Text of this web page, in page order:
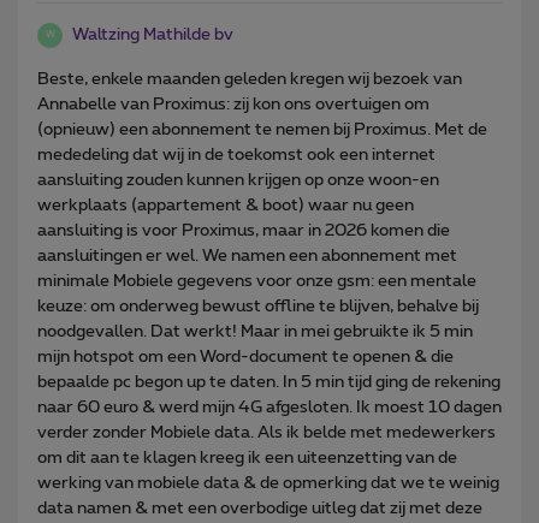
W Waltzing Mathilde bv
Beste, enkele maanden geleden kregen wij bezoek van
Annabelle van Proximus: zij kon ons overtuigen om
(opnieuw) een abonnement te nemen bij Proximus. Met de
mededeling dat wij in de toekomst ook een internet
aansluiting zouden kunnen krijgen op onze woon-en
werkplaats (appartement & boot) waar nu geen
aansluiting is voor Proximus, maar in 2026 komen die
aansluitingen er wel. We namen een abonnement met
minimale Mobiele gegevens voor onze gsm: een mentale
keuze: om onderweg bewust offline te blijven, behalve bij
noodgevallen. Dat werkt! Maar in mei gebruikte ik 5 min
mijn hotspot om een Word-document te openen & die
bepaalde pc begon up te daten. In 5 min tijd ging de rekening
naar 60 euro & werd mijn 4G afgesloten. Ik moest 10 dagen
verder zonder Mobiele data. Als ik belde met medewerkers
om dit aan te klagen kreeg ik een uiteenzetting van de
werking van mobiele data & de opmerking dat we te weinig
data namen & met een overbodige uitleg dat zij met deze